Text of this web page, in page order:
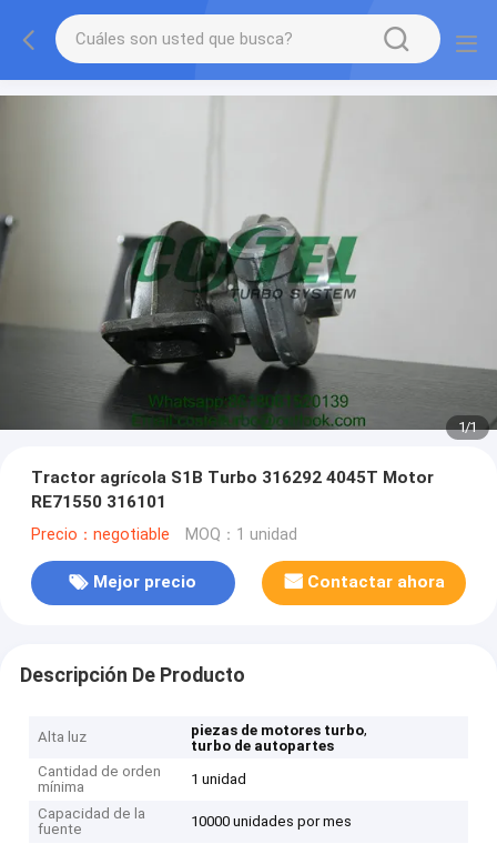
1/1
Tractor agrícola S1B Turbo 316292 4045T Motor
RE71550 316101
Precio：negotiable MOQ：1 unidad
Mejor precio Contactar ahora
Descripción De Producto
Alta luz piezas de motores turbo,
turbo de autopartes
Cantidad de orden
mínima
1 unidad
Capacidad de la
fuente
10000 unidades por mes